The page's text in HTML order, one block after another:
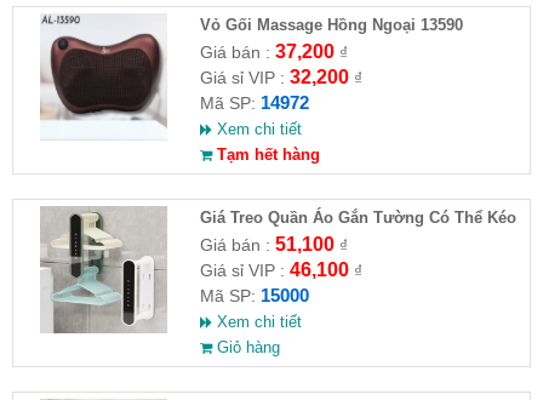
Vỏ Gối Massage Hồng Ngoại 13590
Giá bán : 37,200₫
Giá sỉ VIP : 32,200₫
Mã SP: 14972
Xem chi tiết
Tạm hết hàng
Giá Treo Quần Áo Gắn Tường Có Thể Kéo
Dài
Giá bán : 51,100₫
Giá sỉ VIP : 46,100₫
Mã SP: 15000
Xem chi tiết
Giỏ hàng